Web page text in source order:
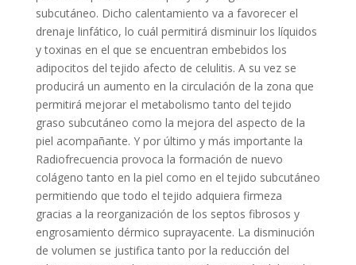
subcutáneo. Dicho calentamiento va a favorecer el
drenaje linfático, lo cuál permitirá disminuir los líquidos
y toxinas en el que se encuentran embebidos los
adipocitos del tejido afecto de celulitis. A su vez se
producirá un aumento en la circulación de la zona que
permitirá mejorar el metabolismo tanto del tejido
graso subcutáneo como la mejora del aspecto de la
piel acompañante. Y por último y más importante la
Radiofrecuencia provoca la formación de nuevo
colágeno tanto en la piel como en el tejido subcutáneo
permitiendo que todo el tejido adquiera firmeza
gracias a la reorganización de los septos fibrosos y
engrosamiento dérmico suprayacente. La disminución
de volumen se justifica tanto por la reducción del